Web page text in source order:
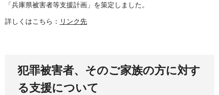
「兵庫県被害者等支援計画」を策定しました。
詳しくはこちら： リンク先
犯罪被害者、そのご家族の方に対す
る支援について